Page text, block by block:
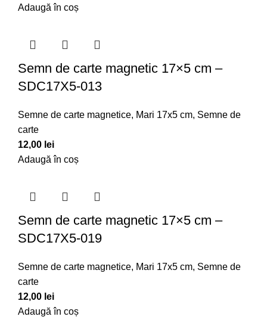
Adaugă în coș
Semn de carte magnetic 17×5 cm –
SDC17X5-013
Semne de carte magnetice, Mari 17x5 cm, Semne de
carte
12,00 lei
Adaugă în coș
Semn de carte magnetic 17×5 cm –
SDC17X5-019
Semne de carte magnetice, Mari 17x5 cm, Semne de
carte
12,00 lei
Adaugă în coș